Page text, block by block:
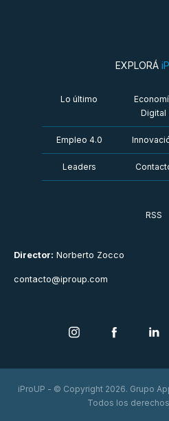
Director: Norberto Zocco
contacto@iproup.com
EXPLORÁ
Lo último
Digital
Empleo 4.0
Leaders
RSS
iProUP - © Copyright 2026. Grupo
Todos los